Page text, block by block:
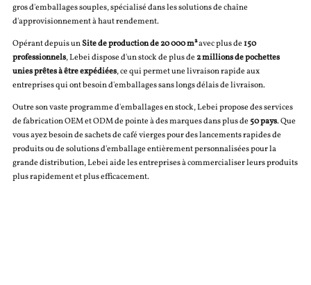
gros d'emballages souples, spécialisé dans les solutions de chaîne
d'approvisionnement à haut rendement.
Opérant depuis unSite de production de 20 000 m²avec plus de150
professionnels, Lebei dispose d'un stock de plus de2 millions de pochettes
unies prêtes à être expédiées, ce qui permet une livraison rapide aux
entreprises qui ont besoin d'emballages sans longs délais de livraison.
Outre son vaste programme d'emballages en stock, Lebei propose des services
de fabrication OEM et ODM de pointe à des marques dans plus de50 pays. Que
vous ayez besoin de sachets de café vierges pour des lancements rapides de
produits ou de solutions d'emballage entièrement personnalisées pour la
grande distribution, Lebei aide les entreprises à commercialiser leurs produits
plus rapidement et plus efficacement.